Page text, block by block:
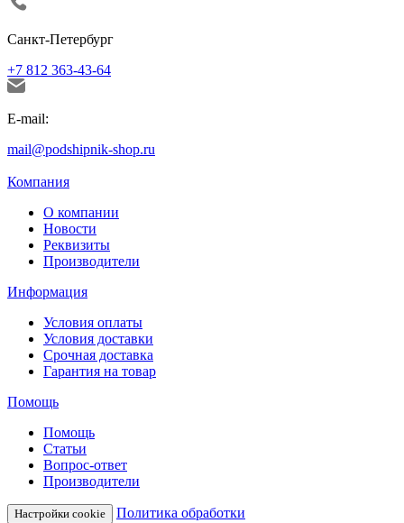
Санкт-Петербург
+7 812 363-43-64
E-mail:
mail@podshipnik-shop.ru
Компания
О компании
Новости
Реквизиты
Производители
Информация
Условия оплаты
Условия доставки
Срочная доставка
Гарантия на товар
Помощь
Помощь
Статьи
Вопрос-ответ
Производители
Настройки cookie
Политика обработки